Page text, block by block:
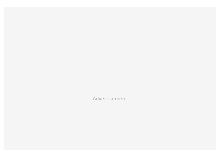
Advertisement